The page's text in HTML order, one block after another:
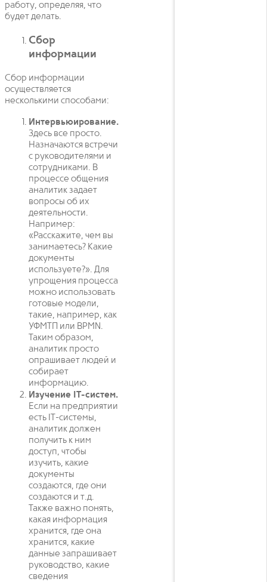
работу, определяя, что
будет делать.
Сбор
информации
Сбор информации
осуществляется
несколькими способами:
Интервьюирование.
Здесь все просто.
Назначаются встречи
с руководителями и
сотрудниками. В
процессе общения
аналитик задает
вопросы об их
деятельности.
Например:
«Расскажите, чем вы
занимаетесь? Какие
документы
используете?». Для
упрощения процесса
можно использовать
готовые модели,
такие, например, как
УФМТП или BPMN.
Таким образом,
аналитик просто
опрашивает людей и
собирает
информацию.
Изучение IT-систем.
Если на предприятии
есть IT-системы,
аналитик должен
получить к ним
доступ, чтобы
изучить, какие
документы
создаются, где они
создаются и т.д.
Также важно понять,
какая информация
хранится, где она
хранится, какие
данные запрашивает
руководство, какие
сведения